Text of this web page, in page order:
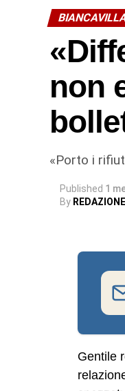
trovi
e
Su
Il fondo
©
non
«Porto i
Published 1
By REDAZIONE
Gentile